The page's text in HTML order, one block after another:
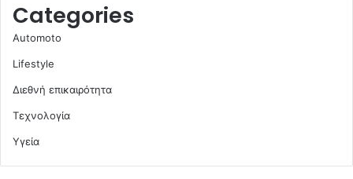
Categories
Automoto
Lifestyle
Διεθνή επικαιρότητα
Τεχνολογία
Υγεία